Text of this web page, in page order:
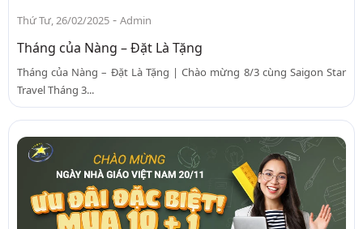
Thứ Tư, 26/02/2025 - Admin
Tháng của Nàng – Đặt Là Tặng
Tháng của Nàng – Đặt Là Tặng | Chào mừng 8/3 cùng Saigon Star
Travel Tháng 3...